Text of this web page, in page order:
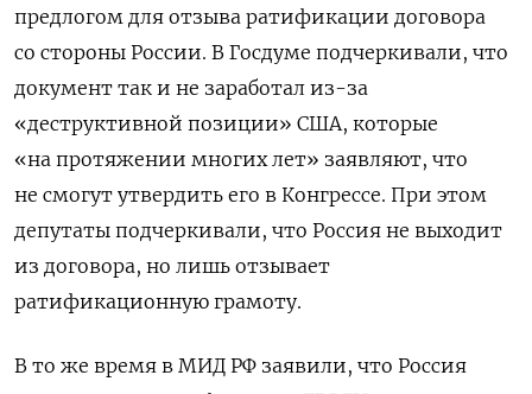
предлогом для отзыва ратификации договора
со стороны России. В Госдуме подчеркивали, что
документ так и не заработал из-за
«деструктивной позиции» США, которые
«на протяжении многих лет» заявляют, что
не смогут утвердить его в Конгрессе. При этом
депутаты подчеркивали, что Россия не выходит
из договора, но лишь отзывает
ратификационную грамоту.
В то же время в МИД РФ заявили, что Россия